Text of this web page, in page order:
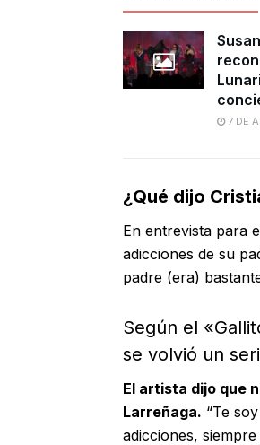
7 DE
¿Qué dijo
En entrevista para
adicciones de su
padre (era)
Según el
se volvió un
El artista dijo que
Larreñaga. “Te
adicciones,